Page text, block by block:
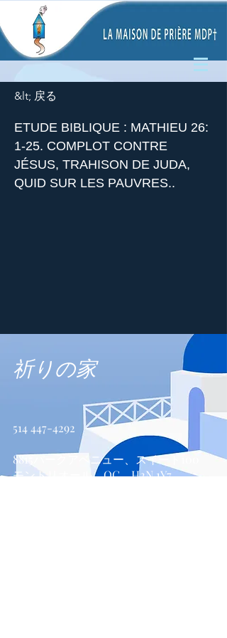
&lt; 戻る
ETUDE BIBLIQUE : MATHIEU 26:
1-25. COMPLOT CONTRE
JÉSUS, TRAHISON DE JUDA,
QUID SUR LES PAUVRES..
祈りの家
514 447-4292
8815パークアベニュー、スイート100
モントリオール、QC、H2N 1Y7